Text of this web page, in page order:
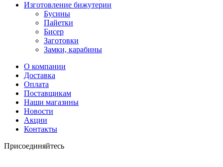
Изготовление бижутерии
Бусины
Пайетки
Бисер
Заготовки
Замки, карабины
О компании
Доставка
Оплата
Поставщикам
Наши магазины
Новости
Акции
Контакты
Присоединяйтесь